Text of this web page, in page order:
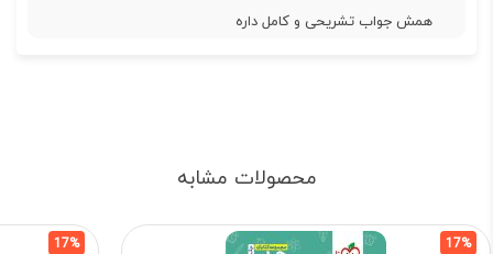
همش جواب تشریحی و کامل داره
محصولات مشابه
17%
17%